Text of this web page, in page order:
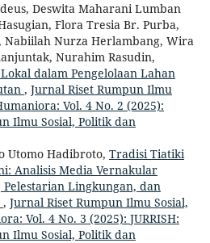
Deswita Maharani Lumban
Flora Tresia Br. Purba,
Nabiilah Nurza Herlambang, Wira
Nurahim Rasudin,
dalam Pengelolaan Lahan
, Jurnal Riset Rumpun Ilmu
Vol. 4 No. 2 (2025):
Ilmu Sosial, Politik dan
Utomo Hadibroto, Tradisi Tiatiki
Analisis Media Vernakular
Lingkungan, dan
, Jurnal Riset Rumpun Ilmu Sosial,
Vol. 4 No. 3 (2025): JURRISH:
Ilmu Sosial, Politik dan